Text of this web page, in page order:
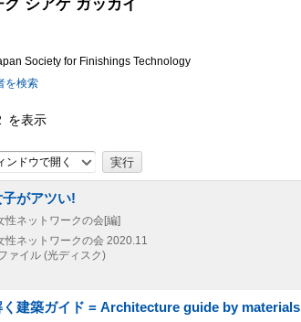
シアゲ ガッカイ
Society for Finishings Technology
を検索
を表示
ンドウで開く
がアツい!
性ネットワークの会[編]
性ネットワークの会 2020.11
ァイル (光ディスク)
く建築ガイド = Architecture guide by materials